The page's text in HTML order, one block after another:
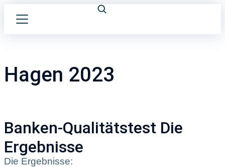
Hagen 2023
Banken-Qualitätstest Die
Ergebnisse
Die Ergebnisse: